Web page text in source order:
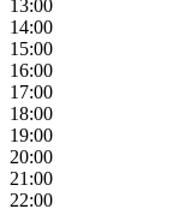
13:00
14:00
15:00
16:00
17:00
18:00
19:00
20:00
21:00
22:00